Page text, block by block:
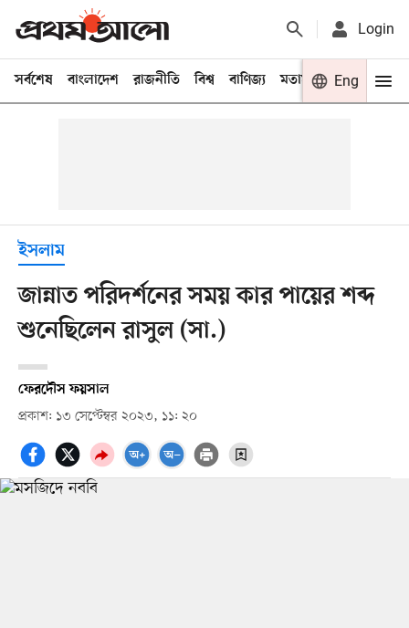
Login
সর্বশেষ বাংলাদেশ রাজনীতি বিশ্ব বাণিজ্য মতামত খেলা
Eng
ইসলাম
জান্নাত পরিদর্শনের সময় কার পায়ের শব্দ
শুনেছিলেন রাসুল (সা.)
ফেরদৌস ফয়সাল
প্রকাশ: ১৩ সেপ্টেম্বর ২০২৩, ১১: ২০